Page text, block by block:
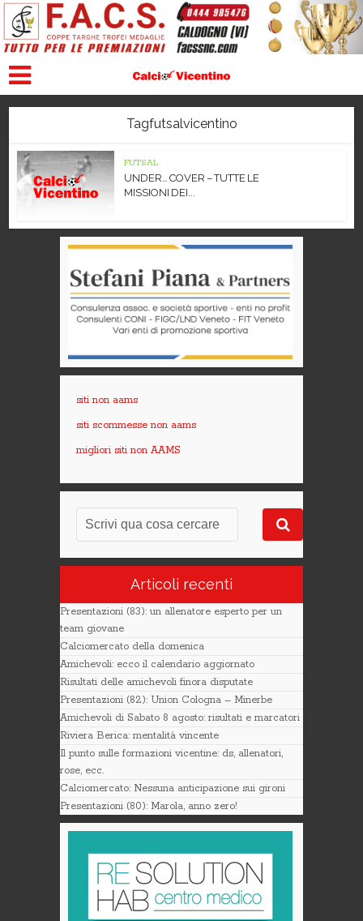
Tagfutsalvicentino
FUTSAL
UNDER… COVER – TUTTE LE
MISSIONI DEI...
siti non aams
siti scommesse non aams
migliori siti non AAMS
Articoli recenti
Presentazioni (83): un allenatore esperto per un
team giovane
Calciomercato della domenica
Amichevoli: ecco il calendario aggiornato
Risultati delle amichevoli finora disputate
Presentazioni (82): Union Cologna – Minerbe
Amichevoli di Sabato 8 agosto: risultati e marcatori
Riviera Berica: mentalità vincente
Il punto sulle formazioni vicentine: ds, allenatori,
rose, ecc.
Calciomercato: Nessuna anticipazione sui gironi
Presentazioni (80): Marola, anno zero!